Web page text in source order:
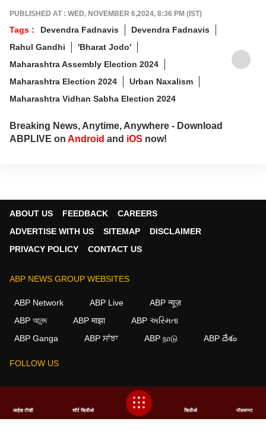
PUBLISHED AT : WED, NOVEMBER 6,2024, 8:36 PM (IST)
Tags : Devendra Fadnavis
Devendra Fadnavis
Rahul Gandhi
'Bharat Jodo'
Maharashtra Assembly Election 2024
Maharashtra Election 2024
Urban Naxalism
Maharashtra Vidhan Sabha Election 2024
Breaking News, Anytime, Anywhere - Download
ABPLIVE on Android and iOS now!
ABOUT US FEEDBACK
CAREERS
ADVERTISE WITH US
SITEMAP
DISCLAIMER
PRIVACY POLICY
CONTACT US
ABP NEWS GROUP WEBSITES
ABP Network ABP Live
ABP न्यूज़
ABP আনন্দ
ABP माझा
ABP અસ્મિતા
ABP Ganga
ABP ਸਾਂਝਾ ABP நாடு ABP దేశం
FOLLOW US
This website follows the DNPA Code of Ethics.
Copyright@2026.
All rights reserved.
लाईव्ह टीव्ही शॉर्ट व्हिडीओ व्हिडीओ पॉडकास्ट